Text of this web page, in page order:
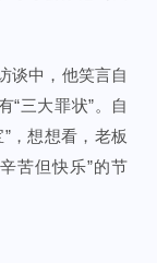
谈中，他笑言自
“三大罪状”。自
，想想看，老板
苦但快乐”的节